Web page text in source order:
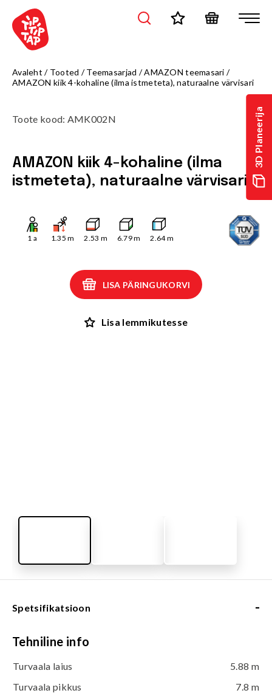
3D Planeerija
Avaleht / Tooted /Teemasarjad /AMAZON teemasari /
AMAZON kiik 4-kohaline (ilma istmeteta), naturaalne värvisari
Toote kood: AMK002N
AMAZON kiik 4-kohaline (ilma
istmeteta), naturaalne värvisari
1 a 1.35 m 2.53 m 6.79m 2.64m
LISA PÄRINGUKORVI
Lisa lemmikutesse
Spetsifikatsioon -
Tehniline info
Turvaala laius
5.88 m
Turvaala pikkus
7.8 m